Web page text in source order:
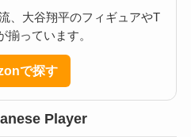
、大谷翔平のフィギュアやT
揃っています。
で探す
Player